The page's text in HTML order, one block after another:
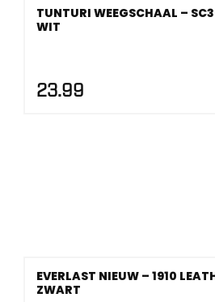
TUNTURI WEEGSCHAAL –
WIT
23.99
EVERLAST NIEUW – 1910
ZWART